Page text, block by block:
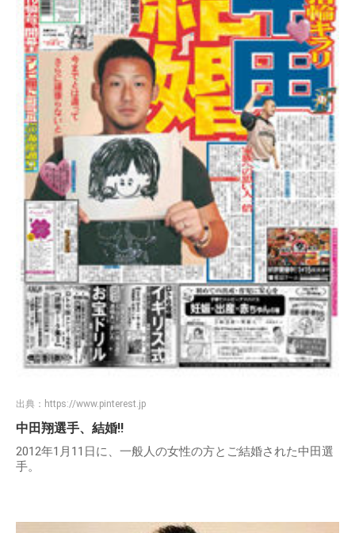
出典： https://www.pinterest.jp
中田翔選手、結婚!!
2012年1月11日に、一般人の女性の方とご結婚された中田選
手。